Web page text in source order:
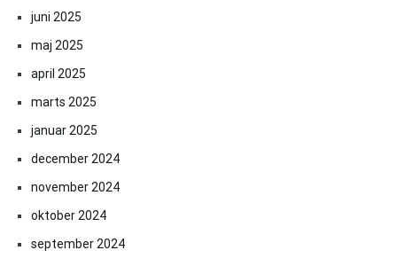
juni 2025
maj 2025
april 2025
marts 2025
januar 2025
december 2024
november 2024
oktober 2024
september 2024